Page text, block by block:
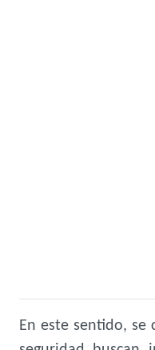
En este sentido, se